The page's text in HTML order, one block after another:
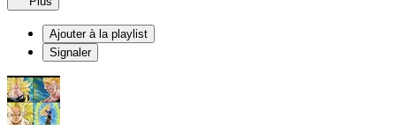
Ajouter à la playlist
Signaler